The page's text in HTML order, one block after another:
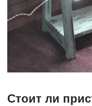
Стоит ли